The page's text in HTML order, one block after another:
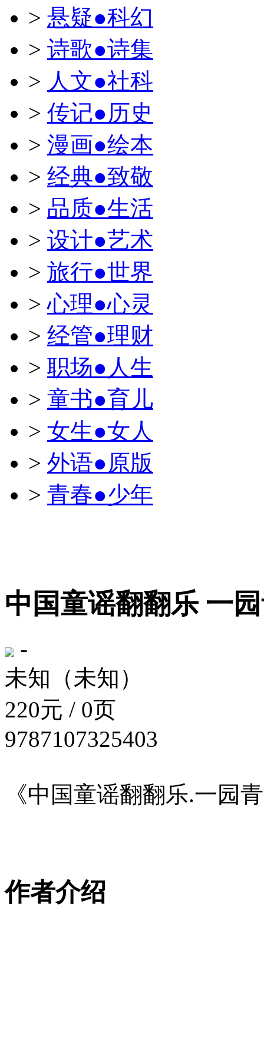
> 悬疑●科幻
> 诗歌●诗集
> 人文●社科
> 传记●历史
> 漫画●绘本
> 经典●致敬
> 品质●生活
> 设计●艺术
> 旅行●世界
>心理●心灵
> 经管●理财
> 职场●人生
> 童书●育儿
> 女生●女人
> 外语●原版
> 青春●少年
中国童谣翻翻乐 一
-
未知（未知）
220元 / 0页
9787107325403
《中国童谣翻翻乐.一园
作者介绍